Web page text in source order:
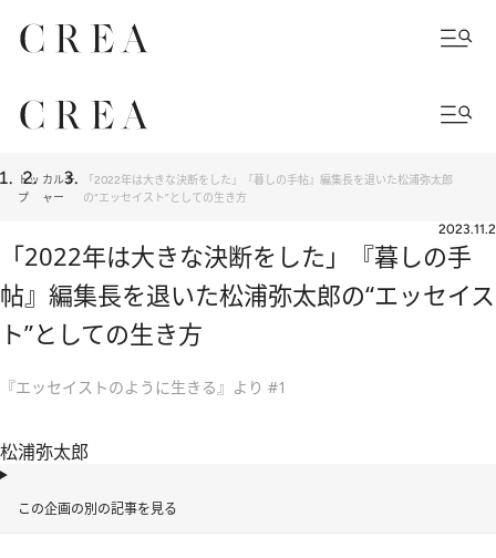
トッ
プ
カルチ
ャー
「2022年は大きな決断をした」『暮しの手帖』編集長を退いた松浦弥太郎
の“エッセイスト”としての生き方
2023.11.2
「2022年は大きな決断をした」『暮しの手
帖』編集長を退いた松浦弥太郎の“エッセイス
ト”としての生き方
『エッセイストのように生きる』より #1
松浦弥太郎
この企画の別の記事を見る